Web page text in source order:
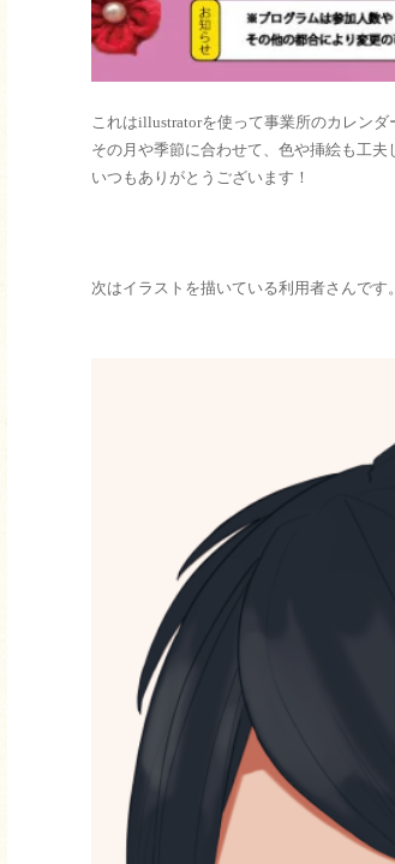
これはillustratorを使って事業所のカレンダ
その月や季節に合わせて、色や挿絵も工
いつもありがとうございます！
次はイラストを描いている利用者さんです。